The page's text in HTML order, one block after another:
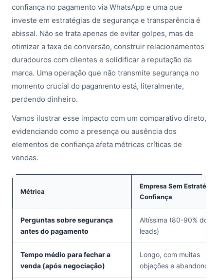
confiança no pagamento via WhatsApp e uma que
investe em estratégias de segurança e transparência é
abissal. Não se trata apenas de evitar golpes, mas de
otimizar a taxa de conversão, construir relacionamentos
duradouros com clientes e solidificar a reputação da
marca. Uma operação que não transmite segurança no
momento crucial do pagamento está, literalmente,
perdendo dinheiro.
Vamos ilustrar esse impacto com um comparativo direto,
evidenciando como a presença ou ausência dos
elementos de confiança afeta métricas críticas de
vendas.
Métrica
Empresa Sem Estratégia
Confiança
Perguntas sobre segurança
antes do pagamento
Altíssima (80-90% dos
leads)
Tempo médio para fechar a
venda (após negociação)
Longo, com muitas
objeções e abandono